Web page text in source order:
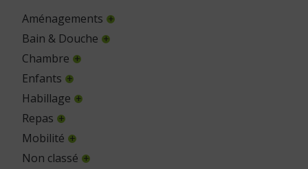
Aménagements
Bain & Douche
Chambre
Enfants
Habillage
Repas
Mobilité
Non classé